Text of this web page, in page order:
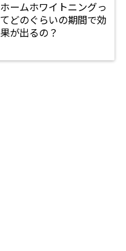
ホームホワイトニングっ
てどのぐらいの期間で効
果が出るの？